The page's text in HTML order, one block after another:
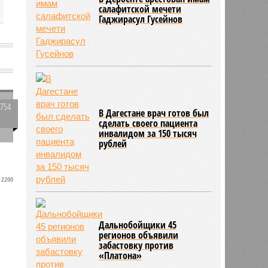
2200
салафитской мечети
Гаджирасул Гусейнов
В Дагестане врач готов был
сделать своего пациента
инвалидом за 150 тысяч
рублей
Дальнобойщики 45
регионов объявили
забастовку против
«Платона»